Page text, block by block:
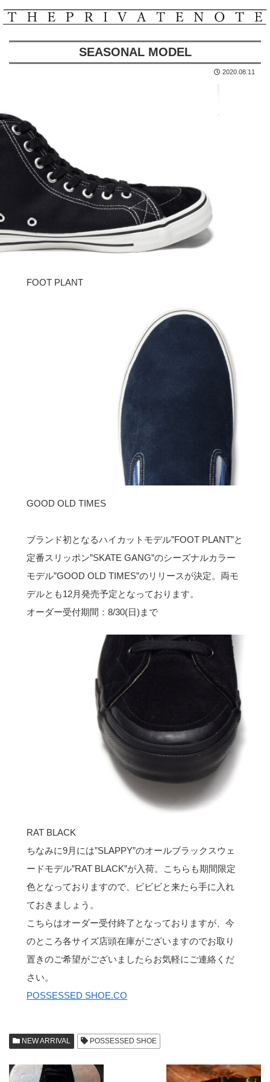
SEASONAL MODEL
2020.08.11
FOOT PLANT
GOOD OLD TIMES
ブランド初となるハイカットモデル”FOOT PLANT”と
定番スリッポン”SKATE GANG”のシーズナルカラー
モデル”GOOD OLD TIMES”のリリースが決定。両モ
デルとも12月発売予定となっております。
オーダー受付期間：8/30(日)まで
RAT BLACK
ちなみに9月には”SLAPPY”のオールブラックスウェ
ードモデル”RAT BLACK”が入荷。こちらも期間限定
色となっておりますので、ビビビと来たら手に入れ
ておきましょう。
こちらはオーダー受付終了となっておりますが、今
のところ各サイズ店頭在庫がございますのでお取り
置きのご希望がございましたらお気軽にご連絡くだ
さい。
POSSESSED SHOE.CO
NEW ARRIVAL POSSESSED SHOE